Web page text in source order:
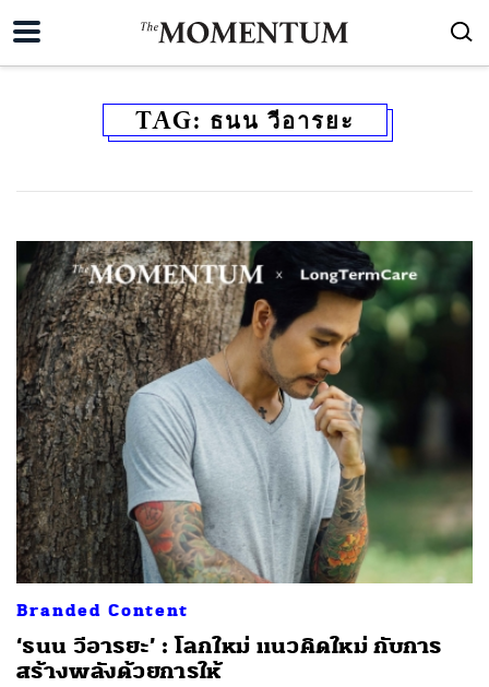
TAG: ธนน วีอารยะ
Branded Content
‘ธนน วีอารยะ’ : โลกใหม่ แนวคิดใหม่ กับการ
สร้างพลังด้วยการให้